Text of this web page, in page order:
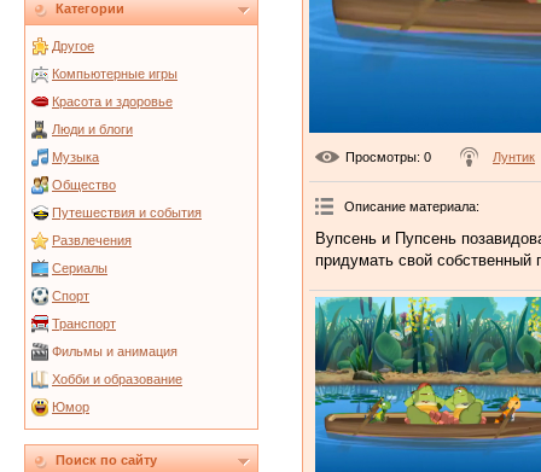
Категории
Другое
Компьютерные игры
Красота и здоровье
Люди и блоги
Музыка
Общество
Путешествия и события
Развлечения
Сериалы
Спорт
Транспорт
Фильмы и анимация
Хобби и образование
Юмор
Поиск по сайту
Просмотры: 0 Лунтик
Описание материала:
Вупсень и Пупсень
придумать свой собственный